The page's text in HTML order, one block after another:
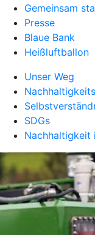
Gemeinsam
Presse
Blaue Bank
Heißluftballon
Unser Weg
SDGs
Nachhaltigkeit